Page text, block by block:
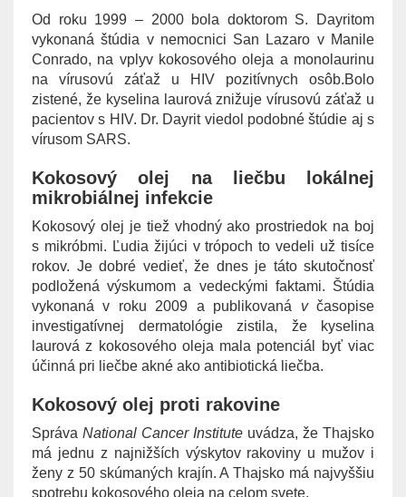
Od roku 1999 – 2000 bola doktorom S. Dayritom
vykonaná štúdia v nemocnici San Lazaro v Manile
Conrado, na vplyv kokosového oleja a monolaurinu
na vírusovú záťaž u HIV pozitívnych osôb.Bolo
zistené, že kyselina laurová znižuje vírusovú záťaž u
pacientov s HIV. Dr. Dayrit viedol podobné štúdie aj s
vírusom SARS.
Kokosový olej na liečbu lokálnej
mikrobiálnej infekcie
Kokosový olej je tiež vhodný ako prostriedok na boj
s mikróbmi. Ľudia žijúci v trópoch to vedeli už tisíce
rokov. Je dobré vedieť, že dnes je táto skutočnosť
podložená výskumom a vedeckými faktami. Štúdia
vykonaná v roku 2009 a
publikovaná včasopise
investigatívnej dermatológie zistila, že kyselina
laurová z kokosového oleja mala potenciál byť viac
účinná pri liečbe akné ako antibiotická liečba.
Kokosový olej proti rakovine
Správa National Cancer Institute uvádza, že Thajsko
má jednu z najnižších výskytov rakoviny u mužov i
ženy z 50 skúmaných krajín. A Thajsko má najvyššiu
spotrebu kokosového oleja na celom svete.